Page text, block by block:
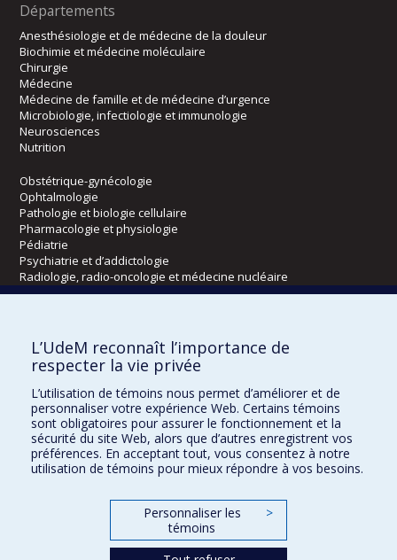
Départements
Anesthésiologie et de médecine de la douleur
Biochimie et médecine moléculaire
Chirurgie
Médecine
Médecine de famille et de médecine d’urgence
Microbiologie, infectiologie et immunologie
Neurosciences
Nutrition
Obstétrique-gynécologie
Ophtalmologie
Pathologie et biologie cellulaire
Pharmacologie et physiologie
Pédiatrie
Psychiatrie et d’addictologie
Radiologie, radio-oncologie et médecine nucléaire
Kinésiologie et des sciences de l’activité physique
Orthophonie et audiologie
Réadaptation
Directions
DPC
CPASS
L’UdeM reconnaît l’importance de
respecter la vie privée
L’utilisation de témoins nous permet d’améliorer et de
personnaliser votre expérience Web. Certains témoins
sont obligatoires pour assurer le fonctionnement et la
sécurité du site Web, alors que d’autres enregistrent vos
préférences. En acceptant tout, vous consentez à notre
utilisation de témoins pour mieux répondre à vos besoins.
Personnaliser les
témoins
>